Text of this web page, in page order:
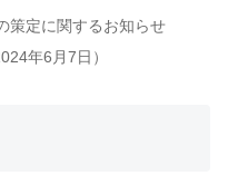
策定に関するお知らせ
年6月7日）